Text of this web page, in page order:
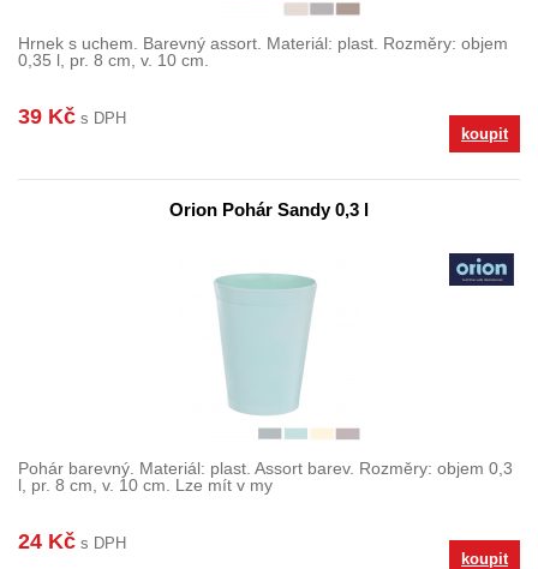
Hrnek s uchem. Barevný assort. Materiál: plast. Rozměry: objem
0,35 l, pr. 8 cm, v. 10 cm.
39 Kč s DPH
koupit
Orion Pohár Sandy 0,3 l
Pohár barevný. Materiál: plast. Assort barev. Rozměry: objem 0,3
l, pr. 8 cm, v. 10 cm. Lze mít v my
24 Kč s DPH
koupit